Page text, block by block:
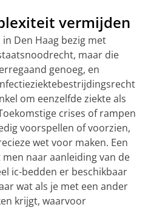
vermijden
Den Haag bezig met
maar die
genoeg, en
om eenzelfde ziekte als
crises of rampen
voorspellen of voorzien,
wet voor maken. Een
naar aanleiding van de
ic-bedden er beschikbaar
wat als je met een ander
krijgt, waarvoor